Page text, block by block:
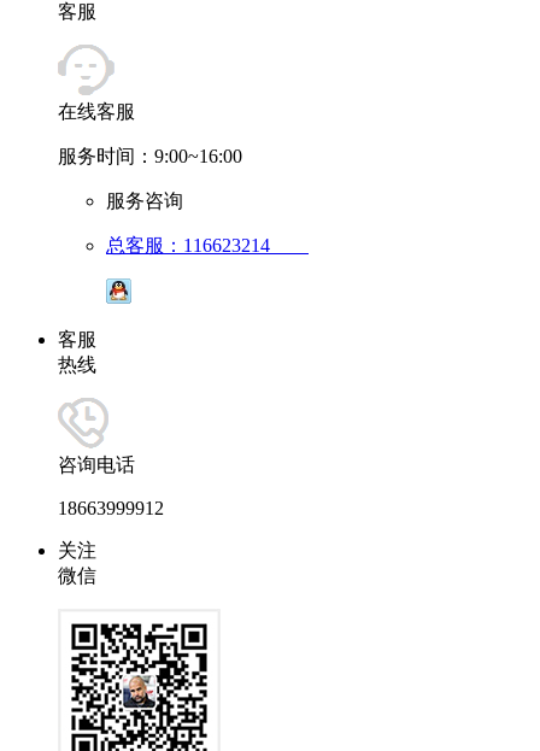
客服
在线客服
服务时间：9:00~16:00
服务咨询
总客服：116623214
客服
热线
咨询电话
18663999912
关注
微信